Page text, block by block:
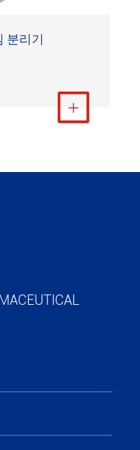
응기/특수 재료
더 보기
